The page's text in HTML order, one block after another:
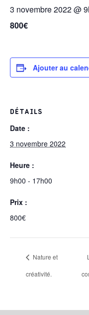
3 novembre 2022 @
800€
Ajouter au
DÉTAILS
Date :
3 novembre 2022
Heure :
9h00 - 17h00
Prix :
800€
Nature et
créativité.